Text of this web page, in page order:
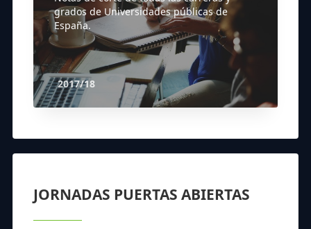
grados de Universidades públicas de
España.
2017/18
JORNADAS PUERTAS ABIERTAS